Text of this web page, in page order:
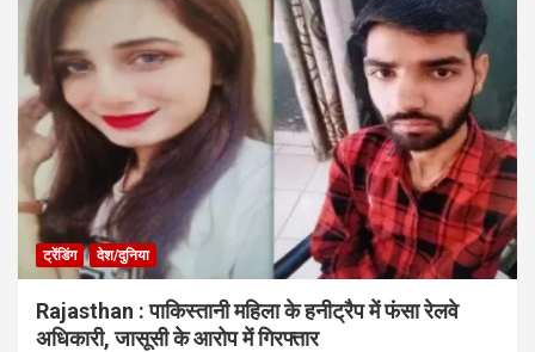
ट्रेंडिंग देश/दुनिया
Rajasthan : पाकिस्तानी महिला के हनीट्रैप में फंसा रेलवे
अधिकारी, जासूसी के आरोप में गिरफ्तार